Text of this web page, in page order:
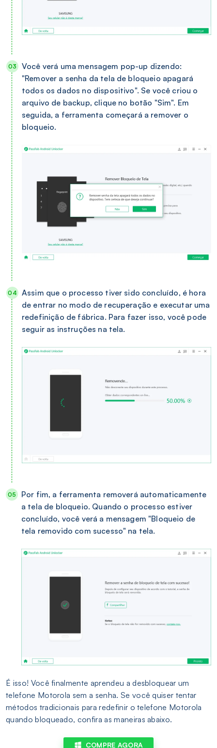
Você verá uma mensagem pop-up dizendo:
"Remover a senha da tela de bloqueio apagará
todos os dados no dispositivo". Se você criou o
arquivo de backup, clique no botão "Sim". Em
seguida, a ferramenta começará a remover o
bloqueio.
Assim que o processo tiver sido concluído, é hora
de entrar no modo de recuperação e executar uma
redefinição de fábrica. Para fazer isso, você pode
seguir as instruções na tela.
Por fim, a ferramenta removerá automaticamente
a tela de bloqueio. Quando o processo estiver
concluído, você verá a mensagem "Bloqueio de
tela removido com sucesso" na tela.
É isso! Você finalmente aprendeu a desbloquear um
telefone Motorola sem a senha. Se você quiser tentar
métodos tradicionais para redefinir o telefone Motorola
quando bloqueado, confira as maneiras abaixo.
COMPRE AGORA